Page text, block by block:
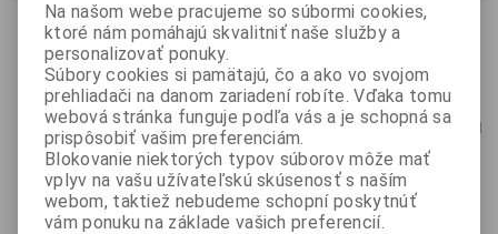
AA nabíjacia 2600mAh 4ks
Katalógové číslo:
Výrobca:TINKO
Záruka (mesiacov): 24
Termín dodania(prac.dni)-platí pre sklad
LIESKOVEC :skladom
Hmotnosť balenia:0,126 kg
EAN:6923744113345
Batéria AA (R6) nabíjacia 1,2V/2600mAh;
Na našom webe pracujeme so súbormi cookies,
ktoré nám pomáhajú skvalitniť naše služby a
personalizovať ponuky.
Súbory cookies si pamätajú, čo a ako vo svojom
prehliadači na danom zariadení robíte. Vďaka tomu
webová stránka funguje podľa vás a je schopná sa
prispôsobiť vašim preferenciám.
Blokovanie niektorých typov súborov môže mať
vplyv na vašu užívateľskú skúsenosť s naším
webom, taktiež nebudeme schopní poskytnúť
vám ponuku na základe vašich preferencií.